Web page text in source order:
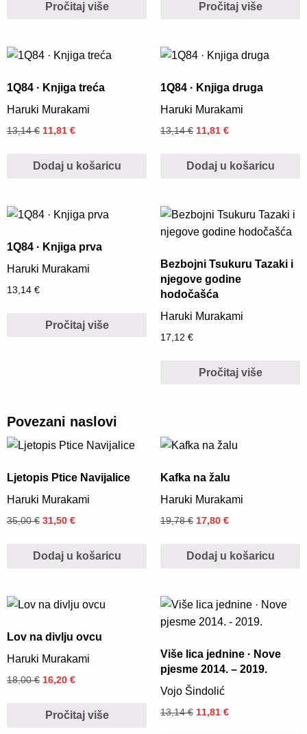
Pročitaj više Pročitaj više
1Q84 · Knjiga treća
Haruki Murakami
13,14€ 11,81 €
Dodaj u košaricu
1Q84 · Knjiga druga
Haruki Murakami
13,14€ 11,81 €
Dodaj u košaricu
1Q84 · Knjiga prva
Haruki Murakami
13,14 €
Pročitaj više
Bezbojni Tsukuru Tazaki i
njegove godine
hodočašća
Haruki Murakami
17,12 €
Pročitaj više
Povezani naslovi
Ljetopis Ptice Navijalice
Haruki Murakami
35,00€ 31,50 €
Dodaj u košaricu
Kafka na žalu
Haruki Murakami
19,78€ 17,80 €
Dodaj u košaricu
Lov na divlju ovcu
Haruki Murakami
18,00€ 16,20 €
Pročitaj više
Više lica jednine · Nove
pjesme 2014. – 2019.
Vojo Šindolić
13,14€ 11,81 €